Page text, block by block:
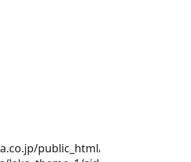
public_html/wp-